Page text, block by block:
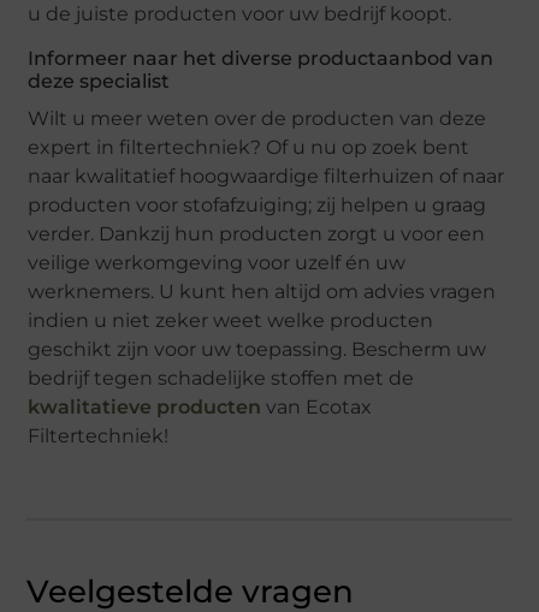
u de juiste producten voor uw bedrijf koopt.
Informeer naar het diverse productaanbod van
deze specialist
Wilt u meer weten over de producten van deze
expert in filtertechniek? Of u nu op zoek bent
naar kwalitatief hoogwaardige filterhuizen of naar
producten voor stofafzuiging; zij helpen u graag
verder. Dankzij hun producten zorgt u voor een
veilige werkomgeving voor uzelf én uw
werknemers. U kunt hen altijd om advies vragen
indien u niet zeker weet welke producten
geschikt zijn voor uw toepassing. Bescherm uw
bedrijf tegen schadelijke stoffen met de
kwalitatieve producten van Ecotax
Filtertechniek!
Veelgestelde vragen